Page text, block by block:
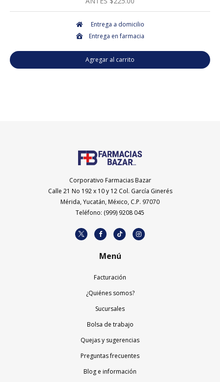
Entrega a domicilio
Entrega en farmacia
Agregar al carrito
Corporativo Farmacias Bazar
Calle 21 No 192 x 10 y 12 Col. García Ginerés
Mérida, Yucatán, México, C.P. 97070
Teléfono: (999) 9208 045
Menú
Facturación
¿Quiénes somos?
Sucursales
Bolsa de trabajo
Quejas y sugerencias
Preguntas frecuentes
Blog e información